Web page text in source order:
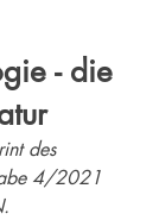
- die
des
4/2021